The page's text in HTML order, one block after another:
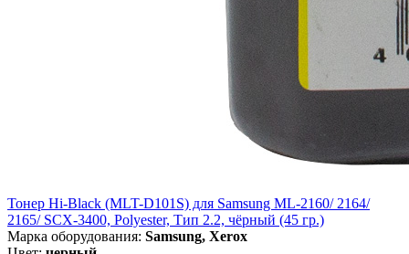
Тонер Hi-Black (MLT-D101S) для Samsung ML-2160/ 2164/
2165/ SCX-3400, Polyester, Тип 2.2, чёрный (45 гр.)
Марка оборудования: Samsung, Xerox